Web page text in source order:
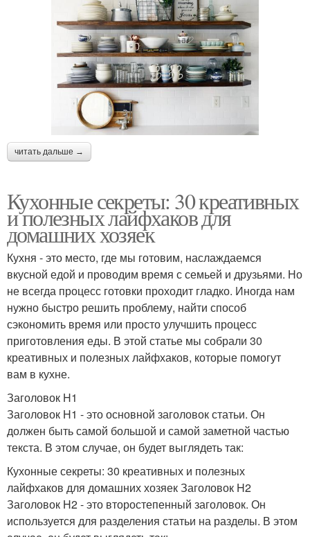
читать дальше →
Кухонные секреты: 30 креативных
и полезных лайфхаков для
домашних хозяек
Кухня - это место, где мы готовим, наслаждаемся
вкусной едой и проводим время с семьей и друзьями. Но
не всегда процесс готовки проходит гладко. Иногда нам
нужно быстро решить проблему, найти способ
сэкономить время или просто улучшить процесс
приготовления еды. В этой статье мы собрали 30
креативных и полезных лайфхаков, которые помогут
вам в кухне.
Заголовок H1
Заголовок H1 - это основной заголовок статьи. Он
должен быть самой большой и самой заметной частью
текста. В этом случае, он будет выглядеть так:
Кухонные секреты: 30 креативных и полезных
лайфхаков для домашних хозяек Заголовок H2
Заголовок H2 - это второстепенный заголовок. Он
используется для разделения статьи на разделы. В этом